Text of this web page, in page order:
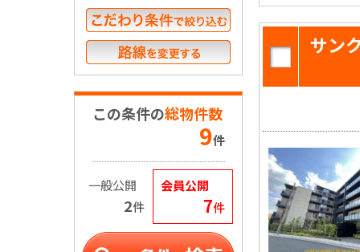
サン
この条件の総物件数
9件
会員公開
7件
一般公開
2件